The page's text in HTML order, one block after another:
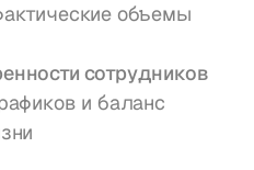
объемы
сотрудников
и баланс